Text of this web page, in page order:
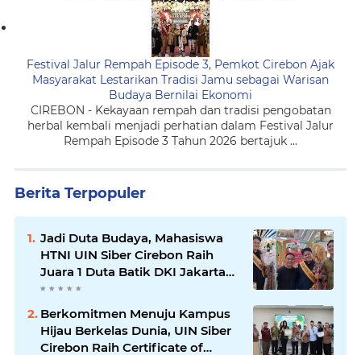
Festival Jalur Rempah Episode 3, Pemkot Cirebon Ajak
Masyarakat Lestarikan Tradisi Jamu sebagai Warisan
Budaya Bernilai Ekonomi
CIREBON - Kekayaan rempah dan tradisi pengobatan
herbal kembali menjadi perhatian dalam Festival Jalur
Rempah Episode 3 Tahun 2026 bertajuk ...
Berita Terpopuler
Jadi Duta Budaya, Mahasiswa
HTNI UIN Siber Cirebon Raih
Juara 1 Duta Batik DKI Jakarta
2026
Berkomitmen Menuju Kampus
Hijau Berkelas Dunia, UIN Siber
Cirebon Raih Certificate of